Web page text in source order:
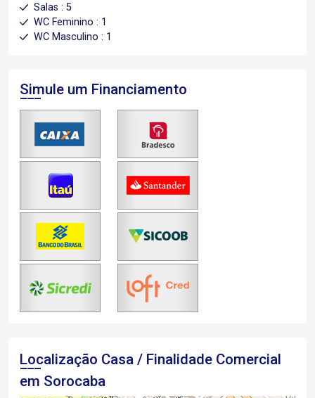
Salas : 5
WC Feminino : 1
WC Masculino : 1
Simule um Financiamento
Localização Casa / Finalidade Comercial
em Sorocaba